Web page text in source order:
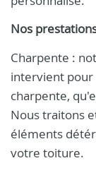
Nos
Charpente :
intervient pour
charpente,
Nous traitons
éléments
votre toiture.